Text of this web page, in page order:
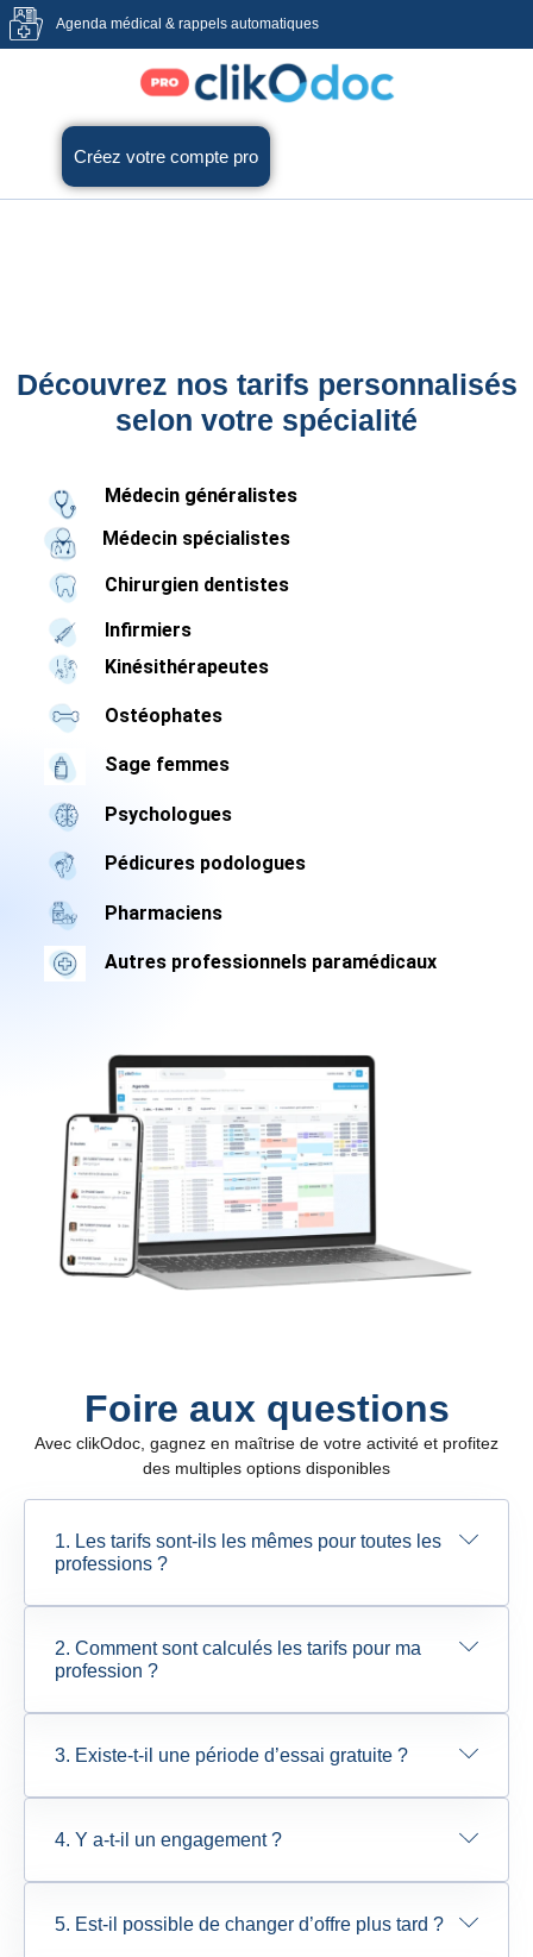
Agenda médical & rappels automatiques
Créez votre compte pro
Découvrez nos tarifs personnalisés
selon votre spécialité
Médecin généralistes
Médecin spécialistes
Chirurgien dentistes
Infirmiers
Kinésithérapeutes
Ostéophates
Sage femmes
Psychologues
Pédicures podologues
Pharmaciens
Autres professionnels paramédicaux
Foire aux questions
Avec clikOdoc, gagnez en maîtrise de votre activité et profitez
des multiples options disponibles
1. Les tarifs sont-ils les mêmes pour toutes les
professions ?
2. Comment sont calculés les tarifs pour ma
profession ?
3. Existe-t-il une période d’essai gratuite ?
4. Y a-t-il un engagement ?
5. Est-il possible de changer d’offre plus tard ?